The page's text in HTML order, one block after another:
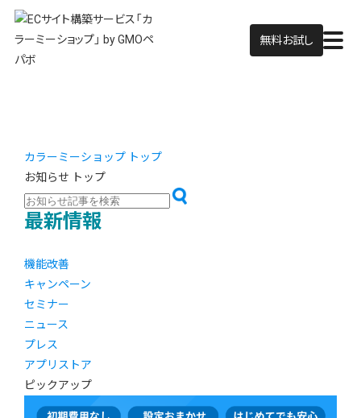
無料お試し
カラーミーショップ トップ
お知らせ トップ
最新情報
機能改善
キャンペーン
セミナー
ニュース
プレス
アプリストア
ピックアップ